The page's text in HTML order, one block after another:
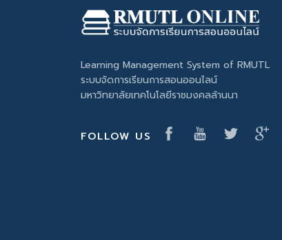
Learning Management System of RMUTL
ระบบจัดการเรียนการสอนออนไลน์
มหาวิทยาลัยเทคโนโลยีราชมงคลล้านนา
FOLLOW US